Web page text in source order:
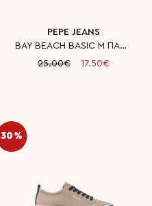
PEPE JEANS
BAY BEACH BASIC M ΠΑΠΟΥΤΣΙ ΑΝΔ
25.00€
17.50€
30%